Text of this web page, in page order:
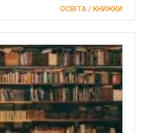
ОСВІТА / КНИЖКИ